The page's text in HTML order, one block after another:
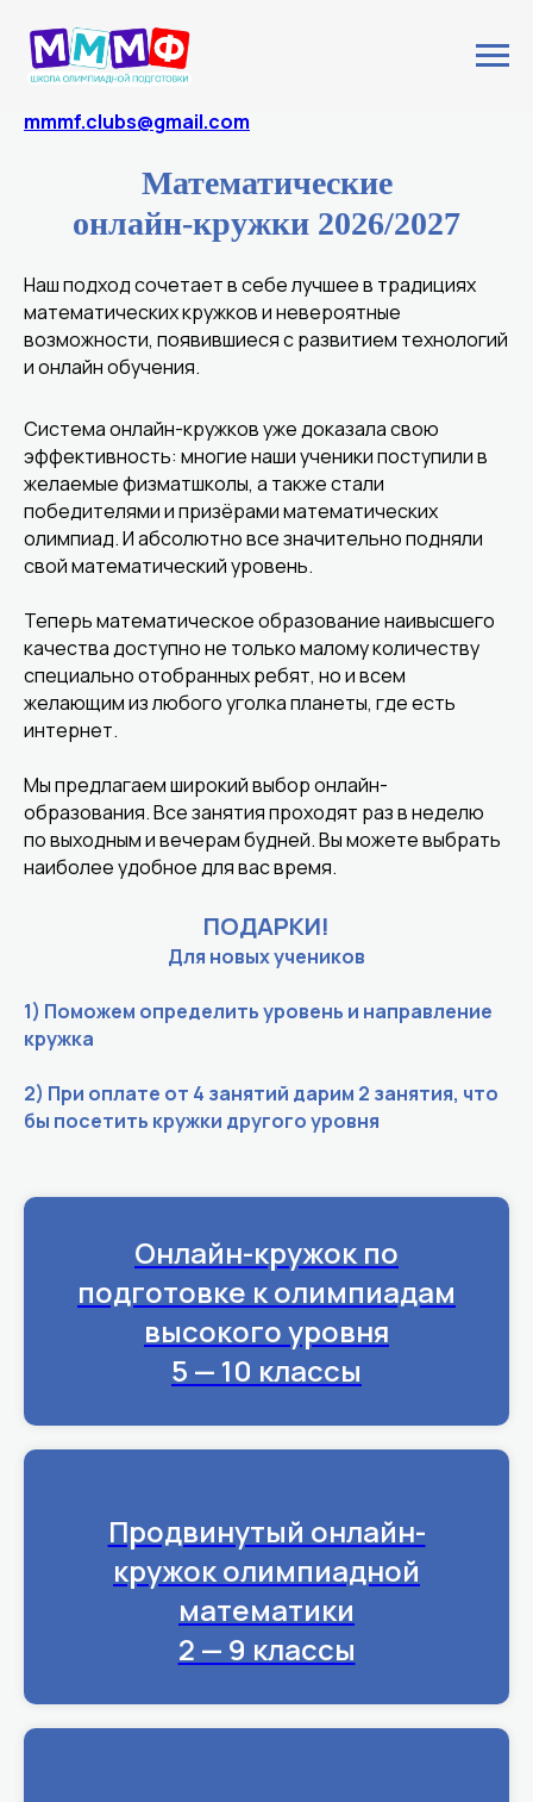
mmmf.clubs@gmail.com
Математические
онлайн-кружки 2026/2027
Наш подход сочетает в себе лучшее в традициях
математических кружков и невероятные
возможности, появившиеся с развитием технологий
и онлайн обучения.
Система онлайн-кружков уже доказала свою
эффективность: многие наши ученики поступили в
желаемые физматшколы, а также стали
победителями и призёрами математических
олимпиад. И абсолютно все значительно подняли
свой математический уровень.
Теперь математическое образование наивысшего
качества доступно не только малому количеству
специально отобранных ребят, но и всем
желающим из любого уголка планеты, где есть
интернет.
Мы предлагаем широкий выбор онлайн-
образования. Все занятия проходят раз в неделю
по выходным и вечерам будней. Вы можете выбрать
наиболее удобное для вас время.
ПОДАРКИ!
Для новых учеников
1) Поможем определить уровень и направление
кружка
2) При оплате от 4 занятий дарим 2 занятия, что
бы посетить кружки другого уровня
Онлайн-кружок по
подготовке к олимпиадам
высокого уровня
5 — 10 классы
Продвинутый онлайн-
кружок олимпиадной
математики
2 — 9 классы